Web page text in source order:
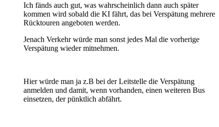
Ich fänds auch gut, was wahrscheinlich dann auch später
kommen wird sobald die KI fährt, das bei Verspätung mehrere
Rücktouren angeboten werden.
Jenach Verkehr würde man sonst jedes Mal die vorherige
Verspätung wieder mitnehmen.
Hier würde man ja z.B bei der Leitstelle die Verspätung
anmelden und damit, wenn vorhanden, einen weiteren Bus
einsetzen, der pünktlich abfährt.